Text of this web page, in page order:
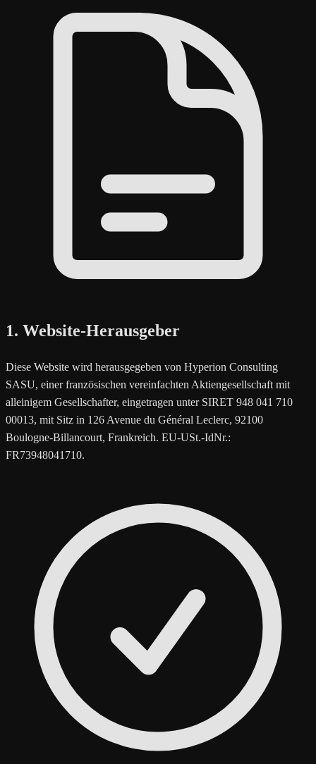
1. Website-Herausgeber
Diese Website wird herausgegeben von Hyperion Consulting
SASU, einer französischen vereinfachten Aktiengesellschaft mit
alleinigem Gesellschafter, eingetragen unter SIRET 948 041 710
00013, mit Sitz in 126 Avenue du Général Leclerc, 92100
Boulogne-Billancourt, Frankreich. EU-USt.-IdNr.:
FR73948041710.